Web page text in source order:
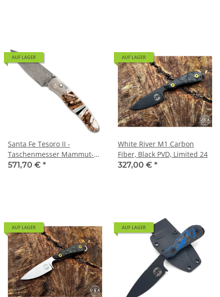
AUF LAGER
Santa Fe Tesoro II -
Taschenmesser Mammut-
Stoßzahn, VG-10
571,70 € *
AUF LAGER
White River M1 Carbon
Fiber, Black PVD, Limited 24
327,00 € *
AUF LAGER AUF LAGER